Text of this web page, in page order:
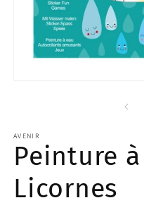
une
fenêtre
modale
AVENIR
Peinture
Licornes